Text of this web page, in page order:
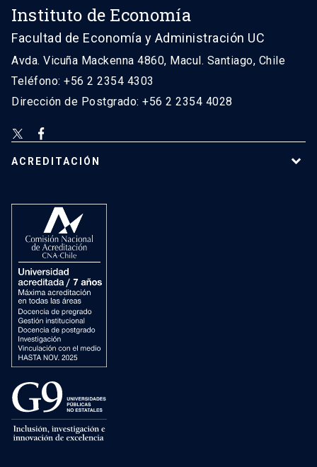
Instituto de Economía
Facultad de Economía y Administración UC
Avda. Vicuña Mackenna 4860, Macul. Santiago, Chile
Teléfono: +56 2 2354 4303
Dirección de Postgrado: +56 2 2354 4028
ACREDITACIÓN